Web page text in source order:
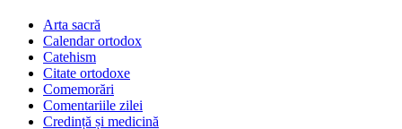
Arta sacră
Calendar ortodox
Catehism
Citate ortodoxe
Comemorări
Comentariile zilei
Credință și medicină